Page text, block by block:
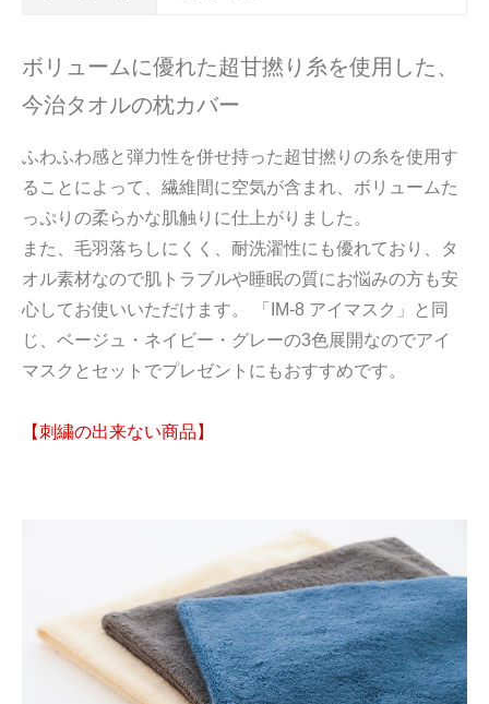
ボリュームに優れた超甘撚り糸を使用した、
今治タオルの枕カバー
ふわふわ感と弾力性を併せ持った超甘撚りの糸を使用す
ることによって、繊維間に空気が含まれ、ボリュームた
っぷりの柔らかな肌触りに仕上がりました。
また、毛羽落ちしにくく、耐洗濯性にも優れており、タ
オル素材なので肌トラブルや睡眠の質にお悩みの方も安
心してお使いいただけます。 「IM-8 アイマスク」と同
じ、ベージュ・ネイビー・グレーの3色展開なのでアイ
マスクとセットでプレゼントにもおすすめです。
【刺繍の出来ない商品】